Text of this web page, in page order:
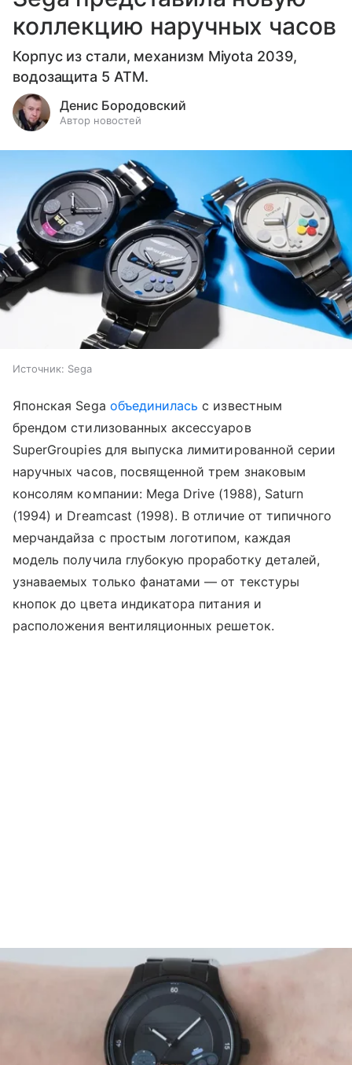
коллекцию наручных часов
Корпус из стали, механизм Miyota 2039,
водозащита 5 ATM.
Денис Бородовский
Автор новостей
Источник: Sega
Японская Sega объединилась с известным
брендом стилизованных аксессуаров
SuperGroupies для выпуска лимитированной серии
наручных часов, посвященной трем знаковым
консолям компании: Mega Drive (1988), Saturn
(1994) и Dreamcast (1998). В отличие от типичного
мерчандайза с простым логотипом, каждая
модель получила глубокую проработку деталей,
узнаваемых только фанатами — от текстуры
кнопок до цвета индикатора питания и
расположения вентиляционных решеток.